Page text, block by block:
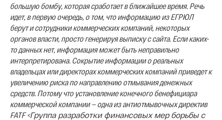
большую бомбу, которая сработает в ближайшее время. Речь
идет, в первую очередь, о том, что информацию из ЕГРЮЛ
берут и сотрудники коммерческих компаний, некоторых
органов власти, просто генерируя выписку с сайта. Если каких-
то данных нет, информация может быть неправильно
интерпретирована. Сокрытие информации о реальных
владельцах или директорах коммерческих компаний приведет к
увеличению риска по направлению отмывания денежных
средств. Потому что установление конечного бенефициара
коммерческой компании — одна из антиотмывочных директив
FATF<Группа разработки финансовых мер борьбы с